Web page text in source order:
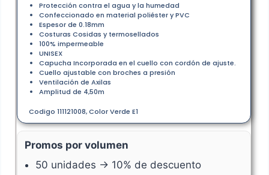
Protección contra el agua y la humedad
Confeccionado en material poliéster y PVC
Espesor de 0.18mm
Costuras Cosidas y termosellados
100% impermeable
UNISEX
Capucha Incorporada en el cuello con cordón de ajuste.
Cuello ajustable con broches a presión
Ventilación de Axilas
Amplitud de 4,50m
Codigo 111121008, Color Verde E1
Promos por volumen
50 unidades → 10% de descuento